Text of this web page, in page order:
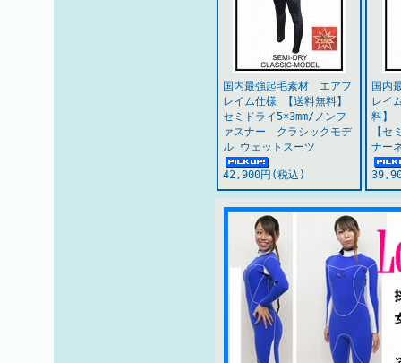
国内最強起毛素材 エアフ
レイム仕様 【送料無料】
セミドライ5×3mm/ノンフ
ァスナー クラシックモデ
ル ウェットスーツ
42,900円(税込)
国内
レイ
料】
【セ
ナー